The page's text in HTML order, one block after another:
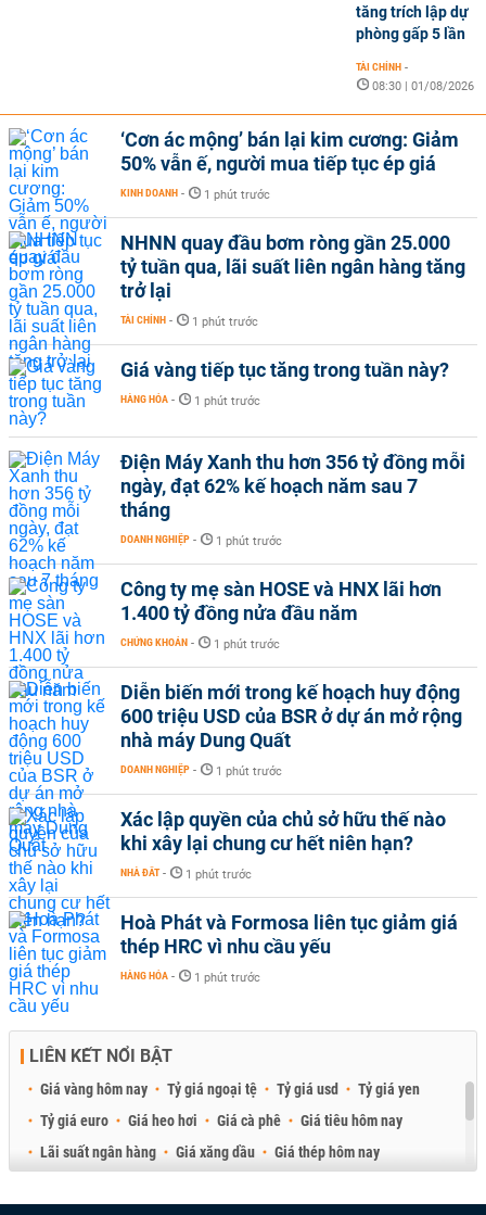
tăng trích lập dự
phòng gấp 5 lần
TÀI CHÍNH -
08:30 | 01/08/2026
‘Cơn ác mộng’ bán lại kim cương: Giảm
50% vẫn ế, người mua tiếp tục ép giá
KINH DOANH - 1 phút trước
NHNN quay đầu bơm ròng gần 25.000
tỷ tuần qua, lãi suất liên ngân hàng tăng
trở lại
TÀI CHÍNH - 1 phút trước
Giá vàng tiếp tục tăng trong tuần này?
HÀNG HÓA - 1 phút trước
Điện Máy Xanh thu hơn 356 tỷ đồng mỗi
ngày, đạt 62% kế hoạch năm sau 7
tháng
DOANH NGHIỆP - 1 phút trước
Công ty mẹ sàn HOSE và HNX lãi hơn
1.400 tỷ đồng nửa đầu năm
CHỨNG KHOÁN - 1 phút trước
Diễn biến mới trong kế hoạch huy động
600 triệu USD của BSR ở dự án mở rộng
nhà máy Dung Quất
DOANH NGHIỆP - 1 phút trước
Xác lập quyền của chủ sở hữu thế nào
khi xây lại chung cư hết niên hạn?
NHÀ ĐẤT - 1 phút trước
Hoà Phát và Formosa liên tục giảm giá
thép HRC vì nhu cầu yếu
HÀNG HÓA - 1 phút trước
LIÊN KẾT NỔI BẬT
Giá vàng hôm nay Tỷ giá ngoại tệ Tỷ giá usd
Tỷ giá yen
Tỷ giá euro
Giá heo hơi Giá cà phê
Giá tiêu hôm nay
Lãi suất ngân hàng
Giá xăng dầu
Giá thép hôm nay